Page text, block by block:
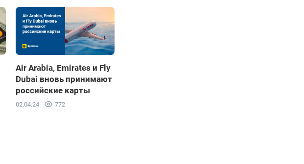
Air Arabia, Emirates и Fly
Dubai вновь принимают
российские карты
02.04.24 772